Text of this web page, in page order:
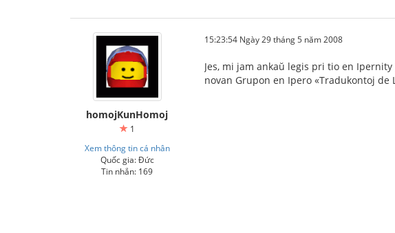
homojKunHomoj
1
Xem thông tin cá nhân
Quốc gia: Đức
Tin nhắn: 169
15:23:54 Ngày 29 tháng 5 năm 2008
Jes, mi jam ankaŭ legis pri tio en
novan Grupon en Ipero «Tradukontoj